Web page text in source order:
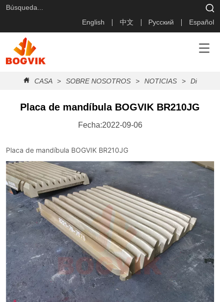
English 中文 Русский Español
CASA > SOBRE NOSOTROS > NOTICIAS > Diario
Placa de mandíbula BOGVIK BR210JG
Fecha:2022-09-06